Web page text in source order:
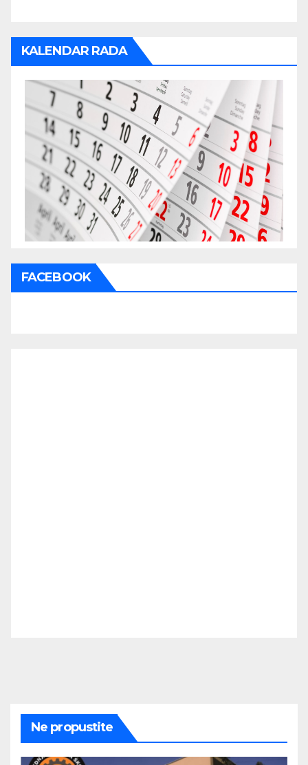
KALENDAR RADA
FACEBOOK
Ne propustite